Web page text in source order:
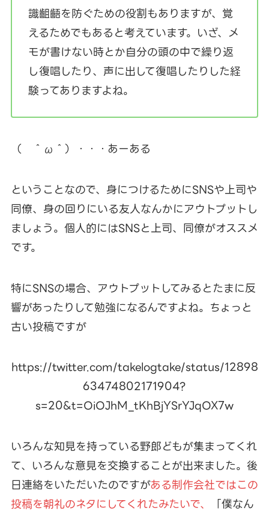
識齟齬を防ぐための役割もありますが、覚
えるためでもあると考えています。いざ、メ
モが書けない時とか自分の頭の中で繰り返
し復唱したり、声に出して復唱したりした経
験ってありますよね。
（ ＾ω＾）・・・あーある
ということなので、身につけるためにSNSや上司や
同僚、身の回りにいる友人なんかにアウトプットし
ましょう。個人的にはSNSと上司、同僚がオススメ
です。
特にSNSの場合、アウトプットしてみるとたまに反
響があったりして勉強になるんですよね。ちょっと
古い投稿ですが
https://twitter.com/takelogtake/status/12898
63474802171904?
s=20&t=OiOJhM_tKhBjYSrYJqOX7w
いろんな知見を持っている野郎どもが集まってくれ
て、いろんな意見を交換することが出来ました。後
日連絡をいただいたのですがある制作会社ではこの
投稿を朝礼のネタにしてくれたみたいで、
「僕なん